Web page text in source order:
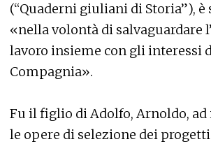
(“Quaderni giuliani di Storia”),
«nella volontà di salvaguardare
lavoro insieme con gli interessi
Compagnia».
Fu il figlio di Adolfo, Arnoldo,
le opere di selezione dei